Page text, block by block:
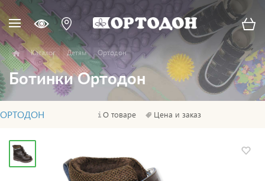
Каталог Детям Ортодон
Ботинки Ортодон
ОРТОДОН О товаре Цена и заказ